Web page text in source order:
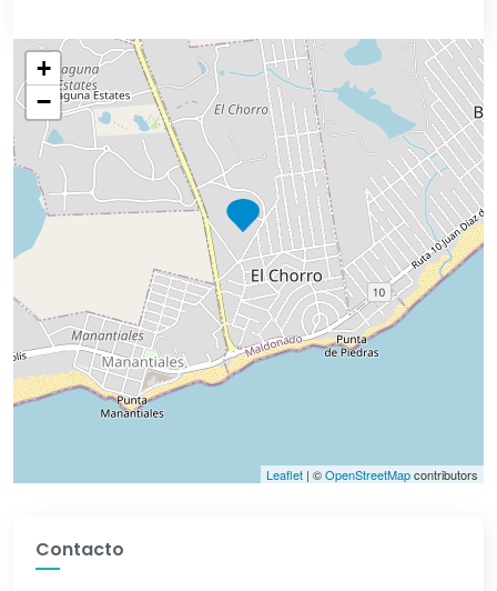
+
−
Leaflet | ©OpenStreetMapcontributors
Contacto